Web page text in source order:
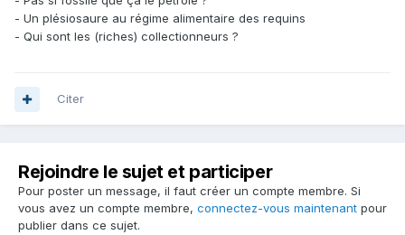
- Un plésiosaure au régime alimentaire des requins
- Qui sont les (riches) collectionneurs ?
Citer
Rejoindre le sujet et participer
Pour poster un message, il faut créer un compte membre. Si
vous avez un compte membre, connectez-vous maintenant pour
publier dans ce sujet.